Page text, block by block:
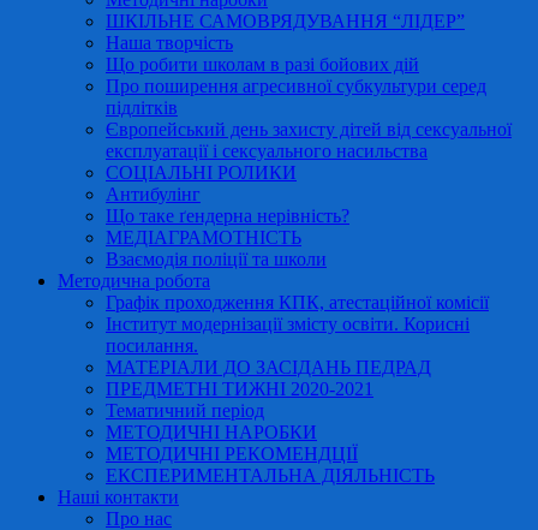
ШКІЛЬНЕ САМОВРЯДУВАННЯ “ЛІДЕР”
Наша творчість
Що робити школам в разі бойових дій
Про поширення агресивної субкультури серед
підлітків
Європейський день захисту дітей від сексуальної
експлуатації і сексуального насильства
СОЦІАЛЬНІ РОЛИКИ
Антибулінг
Що таке ґендерна нерівність?
МЕДІАГРАМОТНІСТЬ
Взаємодія поліції та школи
Методична робота
Графік проходження КПК, атестаційної комісії
Інститут модернізації змісту освіти. Корисні
посилання.
МАТЕРІАЛИ ДО ЗАСІДАНЬ ПЕДРАД
ПРЕДМЕТНІ ТИЖНІ 2020-2021
Тематичний період
МЕТОДИЧНІ НАРОБКИ
МЕТОДИЧНІ РЕКОМЕНДЦІЇ
ЕКСПЕРИМЕНТАЛЬНА ДІЯЛЬНІСТЬ
Наші контакти
Про нас